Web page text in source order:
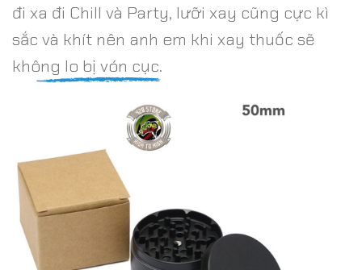
đi xa đi Chill và Party, lưỡi xay cũng cực kì
sắc và khít nên anh em khi xay thuốc sẽ
không lo bị vón cục.